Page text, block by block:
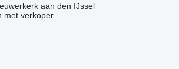
aan den IJssel
met verkoper